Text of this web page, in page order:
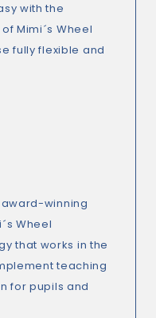
with the
Mimi´s Wheel
fully flexible and
winning
Wheel
that works in the
teaching
for pupils and